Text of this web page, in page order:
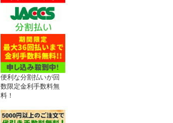
便利な分割払いが回
数限定金利手数料無
料！